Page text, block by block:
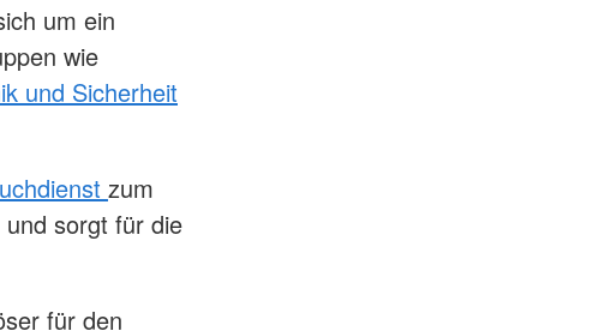
um ein
wie
und Sicherheit
zum
sorgt für die
für den